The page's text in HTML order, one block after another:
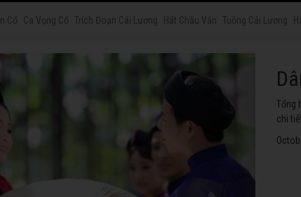
Cổ Ca Vọng Cổ Trích Đoạn Cải Lương Hát Chầu Văn Tuồng Cải Lương
thể